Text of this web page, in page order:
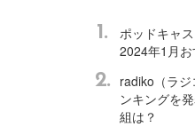
1.
ポッドキャ
2024年1月
2.
radiko（ラ
ンキングを
組は？